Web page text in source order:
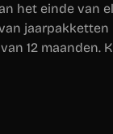
het einde van
jaarpakketten
12 maanden.